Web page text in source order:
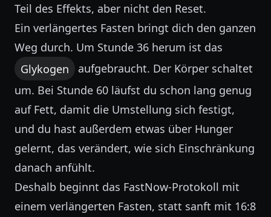
Teil des Effekts, aber nicht den Reset.
Ein verlängertes Fasten bringt dich den ganzen
Weg durch. Um Stunde 36 herum ist das
Glykogen
aufgebraucht. Der Körper schaltet
um. Bei Stunde 60 läufst du schon lang genug
auf Fett, damit die Umstellung sich festigt,
und du hast außerdem etwas über Hunger
gelernt, das verändert, wie sich Einschränkung
danach anfühlt.
Deshalb beginnt das FastNow-Protokoll mit
einem verlängerten Fasten, statt sanft mit 16:8